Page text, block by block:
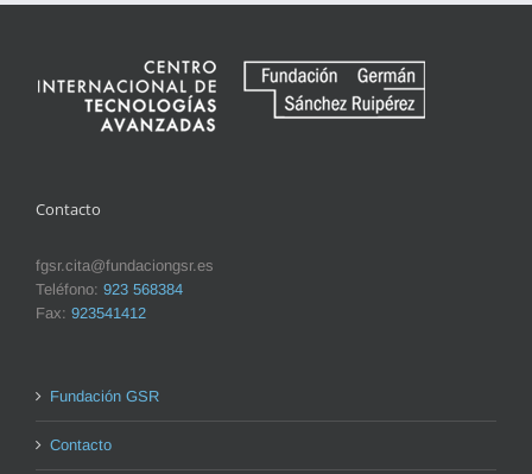
Contacto
fgsr.cita@fundaciongsr.es
Teléfono: 923 568384
Fax: 923541412
Fundación GSR
Contacto